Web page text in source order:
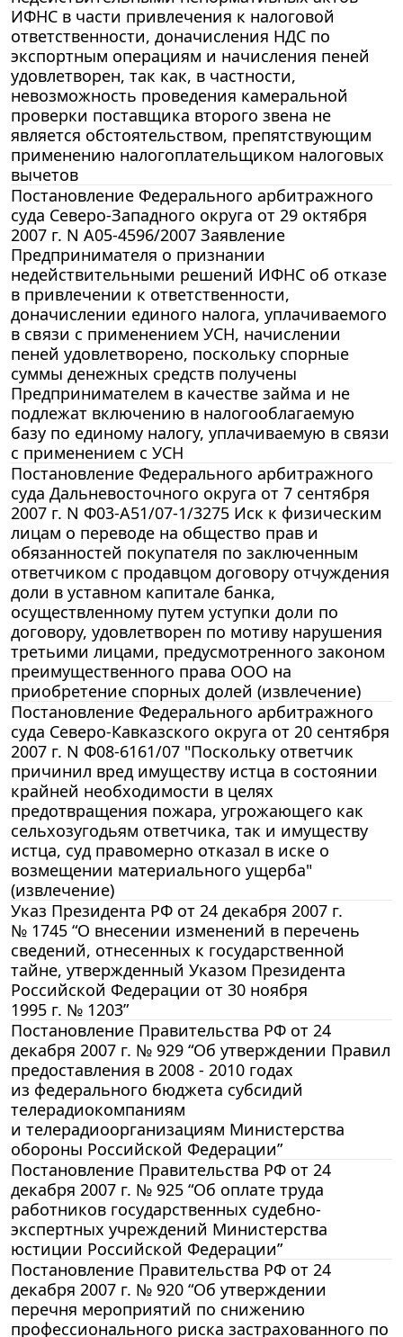
ИФНС в части привлечения к налоговой
ответственности, доначисления НДС по
экспортным операциям и начисления пеней
удовлетворен, так как, в частности,
невозможность проведения камеральной
проверки поставщика второго звена не
является обстоятельством, препятствующим
применению налогоплательщиком налоговых
вычетов
Постановление Федерального арбитражного
суда Северо-Западного округа от 29 октября
2007 г. N А05-4596/2007 Заявление
Предпринимателя о признании
недействительными решений ИФНС об отказе
в привлечении к ответственности,
доначислении единого налога, уплачиваемого
в связи с применением УСН, начислении
пеней удовлетворено, поскольку спорные
суммы денежных средств получены
Предпринимателем в качестве займа и не
подлежат включению в налогооблагаемую
базу по единому налогу, уплачиваемую в связи
с применением с УСН
Постановление Федерального арбитражного
суда Дальневосточного округа от 7 сентября
2007 г. N Ф03-А51/07-1/3275 Иск к физическим
лицам о переводе на общество прав и
обязанностей покупателя по заключенным
ответчиком с продавцом договору отчуждения
доли в уставном капитале банка,
осуществленному путем уступки доли по
договору, удовлетворен по мотиву нарушения
третьими лицами, предусмотренного законом
преимущественного права ООО на
приобретение спорных долей (извлечение)
Постановление Федерального арбитражного
суда Северо-Кавказского округа от 20 сентября
2007 г. N Ф08-6161/07 "Поскольку ответчик
причинил вред имуществу истца в состоянии
крайней необходимости в целях
предотвращения пожара, угрожающего как
сельхозугодьям ответчика, так и имуществу
истца, суд правомерно отказал в иске о
возмещении материального ущерба"
(извлечение)
Указ Президента РФ от 24 декабря 2007 г.
№ 1745 “О внесении изменений в перечень
сведений, отнесенных к государственной
тайне, утвержденный Указом Президента
Российской Федерации от 30 ноября
1995 г. № 1203”
Постановление Правительства РФ от 24
декабря 2007 г. № 929 “Об утверждении Правил
предоставления в 2008 - 2010 годах
из федерального бюджета субсидий
телерадиокомпаниям
и телерадиоорганизациям Министерства
обороны Российской Федерации”
Постановление Правительства РФ от 24
декабря 2007 г. № 925 “Об оплате труда
работников государственных судебно-
экспертных учреждений Министерства
юстиции Российской Федерации”
Постановление Правительства РФ от 24
декабря 2007 г. № 920 “Об утверждении
перечня мероприятий по снижению
профессионального риска застрахованного по